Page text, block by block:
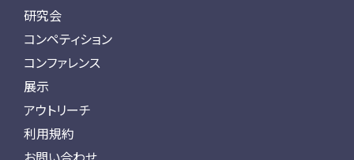
研究会
コンペティション
コンファレンス
展示
アウトリーチ
利用規約